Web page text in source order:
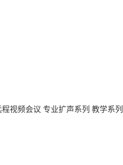
视频会议 专业扩声系列 教学系列